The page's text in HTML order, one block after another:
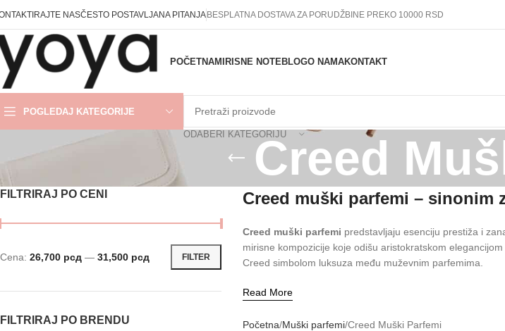
NASČESTO POSTAVLJANA PITANJABESPLATNA DOSTAVA ZA PORUDŽBINE PREKO 10000 RSD
POČETNAMIRISNE NOTEBLOGO NAMAKONTAKT
POGLEDAJ KATEGORIJE
ODABERI KATEGORIJUCreed
FILTRIRAJ PO CENI
FILTER
Cena: 26,700 рсд — 31,500 рсд
FILTRIRAJ PO BRENDU
Creed muški parfemi –
Creed muški parfemi predstavljaju esenciju prestiža i
mirisne kompozicije koje odišu aristokratskom
Creed simbolom luksuza među muževnim parfemima.
Read More
Početna Muški parfemi Creed Muški Parfemi